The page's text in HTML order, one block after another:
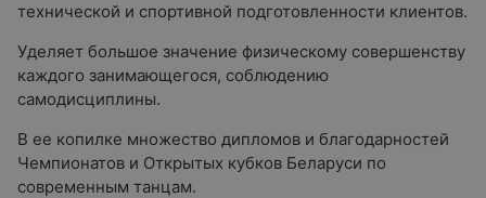
технической и спортивной подготовленности клиентов.
Уделяет большое значение физическому совершенству
каждого занимающегося, соблюдению
самодисциплины.
В ее копилке множество дипломов и благодарностей
Чемпионатов и Открытых кубков Беларуси по
современным танцам.